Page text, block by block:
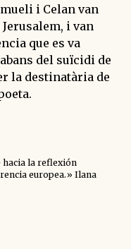
i Celan van
i van
que es va
del suïcidi de
la destinatària de
hacia la reflexión
europea.» Ilana